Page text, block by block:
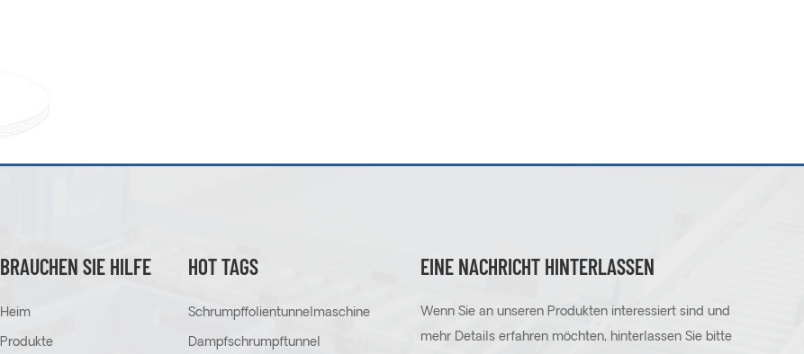
BRAUCHEN SIE HILFE
Heim
Produkte
HOT TAGS
Schrumpffolientunnelmaschine
Dampfschrumpftunnel
EINE NACHRICHT HINTERLASSEN
Wenn Sie an unseren Produkten interessiert sind und
mehr Details erfahren möchten, hinterlassen Sie bitte